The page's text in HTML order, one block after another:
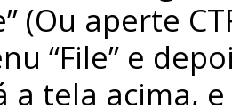
(Ou aperte
“File” e
a tela acima,